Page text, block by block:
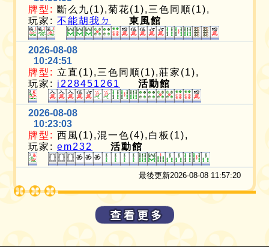
牌型: 斷么九(1),菊花(1),三色同順(1),
玩家:不能胡我ㄉ 東風館
2026-08-08
10:24:51
牌型: 立直(1),三色同順(1),莊家(1),
玩家: i228451261 活動館
2026-08-08
10:23:03
牌型: 西風(1),混一色(4),白板(1),
玩家:em232 活動館
最後更新2026-08-08 11:57:20